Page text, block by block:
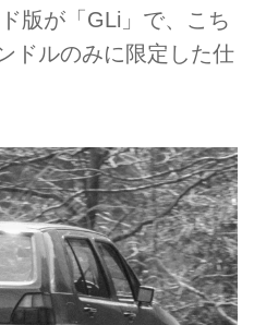
版が「GLi」で、こち
ドルのみに限定した仕